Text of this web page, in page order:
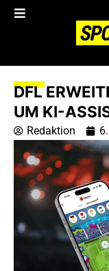
DFL
UM KI-
Redaktion